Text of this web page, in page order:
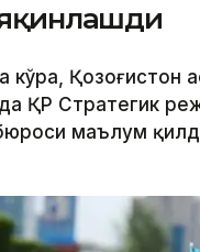
яқинлашди
кўра, Қозоғистон
ҚР Стратегик
маълум